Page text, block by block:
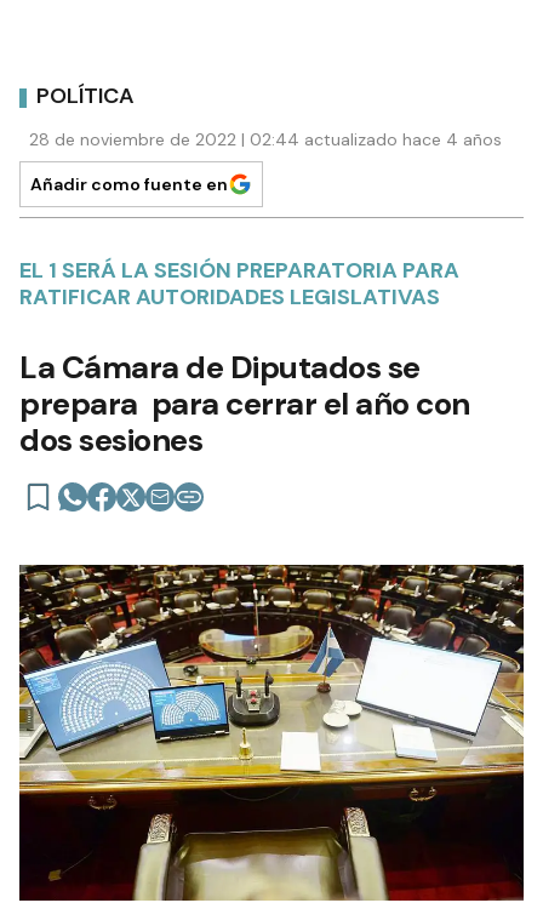
POLÍTICA
28 de noviembre de 2022 | 02:44 actualizado hace 4 años
Añadir como fuente en
EL 1 SERÁ LA SESIÓN PREPARATORIA PARA
RATIFICAR AUTORIDADES LEGISLATIVAS
La Cámara de Diputados se
prepara para cerrar el año con
dos sesiones